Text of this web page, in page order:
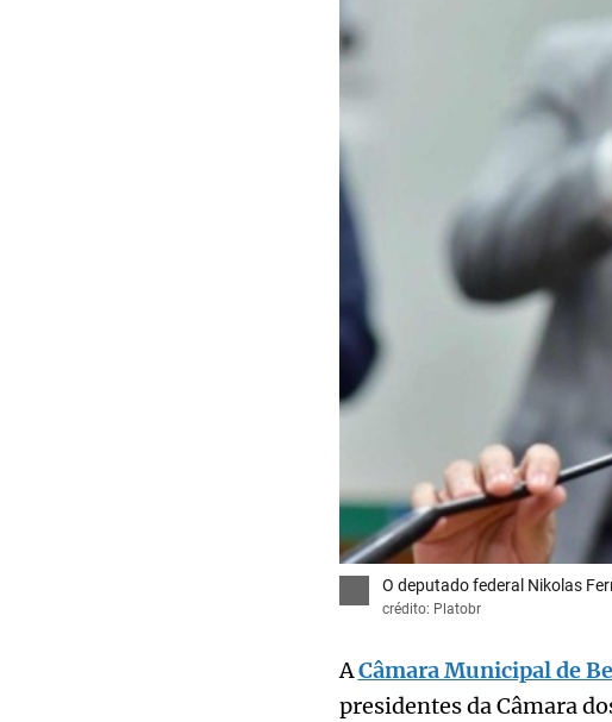
O deputado federal Nikolas
crédito: Platobr
ACâmara Municipal de
presidentes da Câmara